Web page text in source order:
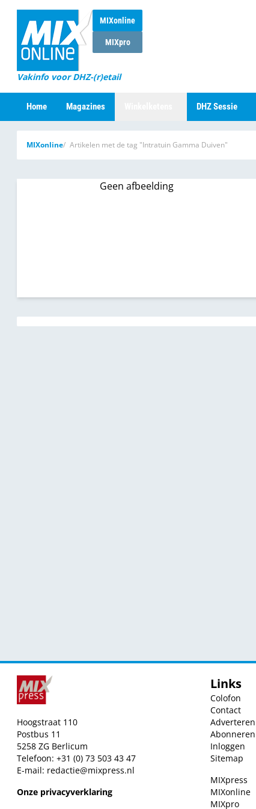
MIXonline
MIXpro
Vakinfo voor DHZ-(r)etail
Home Magazines DHZ Sessie
MIXonline Artikelen met de tag "Intratuin Gamma Duiven"
Geen afbeelding
Hoogstraat 110
Postbus 11
5258 ZG Berlicum
Telefoon: +31 (0) 73 503 43 47
E-mail: redactie@mixpress.nl
Onze privacyverklaring
Links
Colofon
Contact
Adverteren
Abonneren
Inloggen
Sitemap
MIXpress
MIXonline
MIXpro